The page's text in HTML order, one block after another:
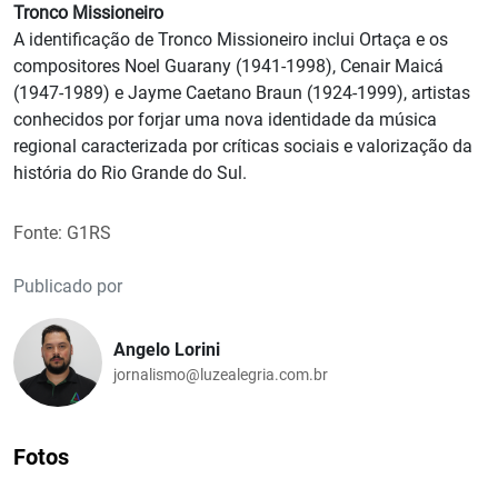
Tronco Missioneiro
A identificação de Tronco Missioneiro inclui Ortaça e os
compositores Noel Guarany (1941-1998), Cenair Maicá
(1947-1989) e Jayme Caetano Braun (1924-1999), artistas
conhecidos por forjar uma nova identidade da música
regional caracterizada por críticas sociais e valorização da
história do Rio Grande do Sul.
Fonte: G1RS
Publicado por
Angelo Lorini
jornalismo@luzealegria.com.br
Fotos